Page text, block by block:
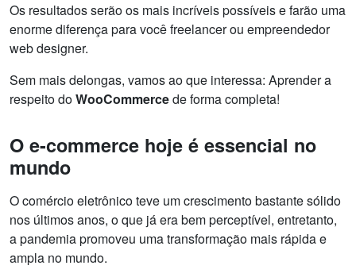
Os resultados serão os mais incríveis possíveis e farão uma
enorme diferença para você freelancer ou empreendedor
web designer.
Sem mais delongas, vamos ao que interessa: Aprender a
respeito doWooCommercede forma completa!
O e-commerce hoje é essencial no
mundo
O comércio eletrônico teve um crescimento bastante sólido
nos últimos anos, o que já era bem perceptível, entretanto,
a pandemia promoveu uma transformação mais rápida e
ampla no mundo.